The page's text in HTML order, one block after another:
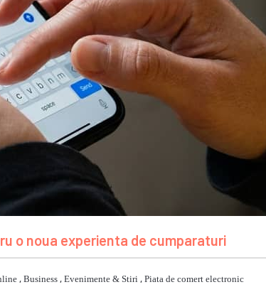
o noua experienta de cumparaturi
, Business , Evenimente & Stiri , Piata de comert electronic